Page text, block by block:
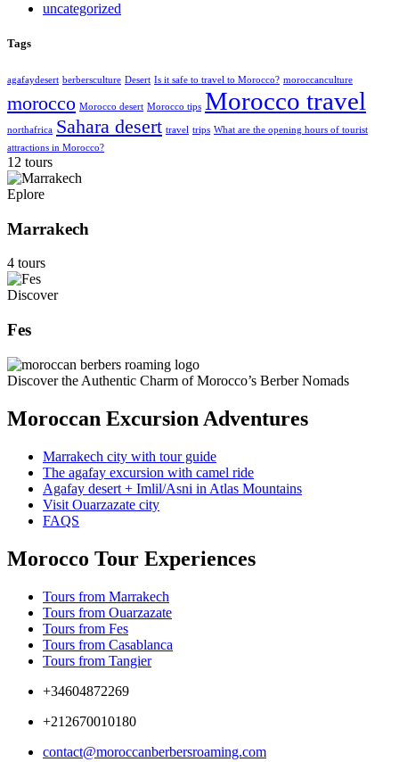
uncategorized
Tags
agafaydesert berbersculture Desert Is it safe to travel to Morocco? moroccanculture
morocco Morocco desert Morocco tips Morocco travel
northafrica Sahara desert travel trips What are the opening hours of tourist
attractions in Morocco?
12 tours
Eplore
Marrakech
4 tours
Discover
Fes
Discover the Authentic Charm of Morocco’s Berber Nomads
Moroccan Excursion Adventures
Marrakech city with tour guide
The agafay excursion with camel ride
Agafay desert + Imlil/Asni in Atlas Mountains
Visit Ouarzazate city
FAQS
Morocco Tour Experiences
Tours from Marrakech
Tours from Ouarzazate
Tours from Fes
Tours from Casablanca
Tours from Tangier
+34604872269
+212670010180
contact@moroccanberbersroaming.com